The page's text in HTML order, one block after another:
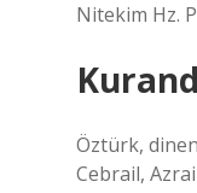
Nitekim Hz.
Öztürk,
Cebrail,